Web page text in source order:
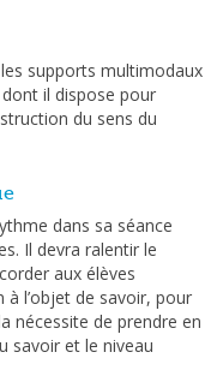
supports multimodaux
il dispose pour
du sens du
dans sa séance
Il devra ralentir le
aux élèves
à l’objet de savoir, pour
nécessite de prendre en
savoir et le niveau